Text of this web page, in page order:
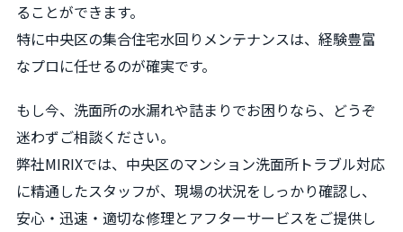
ることができます。
特に中央区の集合住宅水回りメンテナンスは、経験豊富
なプロに任せるのが確実です。
もし今、洗面所の水漏れや詰まりでお困りなら、どうぞ
迷わずご相談ください。
弊社MIRIXでは、中央区のマンション洗面所トラブル対応
に精通したスタッフが、現場の状況をしっかり確認し、
安心・迅速・適切な修理とアフターサービスをご提供し